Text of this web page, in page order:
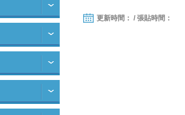
更新時間： / 張貼時間：